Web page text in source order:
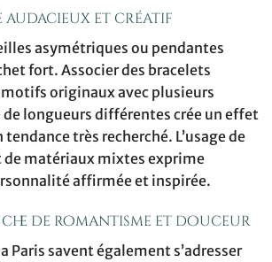
audacieux et créatif
asymétriques ou pendantes
fort. Associer des bracelets
originaux avec plusieurs
longueurs différentes crée un effet
très recherché. L’usage de
de matériaux mixtes exprime
affirmée et inspirée.
de romantisme et douceur
Paris savent également s’adresser